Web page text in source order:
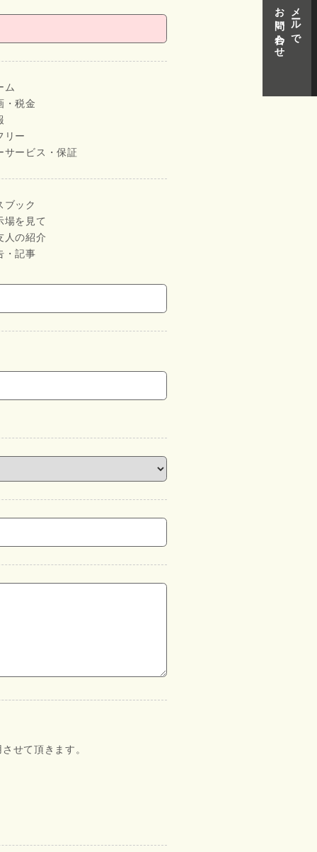
ム
・税金
リー
サービス・保証
ブック
場を見て
人の紹介
・記事
せて頂きます。
メールで
お問い合わせ